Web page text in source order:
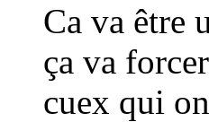
Ca va être
ça va
cuex qui